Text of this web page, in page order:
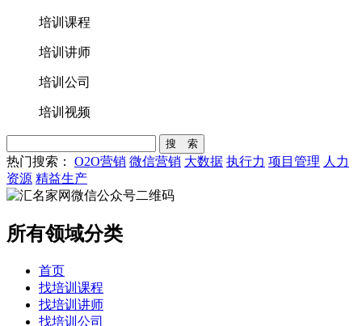
培训课程
培训讲师
培训公司
培训视频
搜 索
热门搜索： O2O营销 微信营销 大数据 执行力 项目管理 人力
资源 精益生产
所有领域分类
首页
找培训课程
找培训讲师
找培训公司